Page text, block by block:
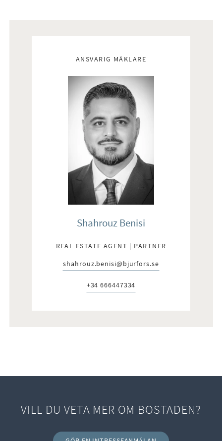
ANSVARIG MÄKLARE
Shahrouz Benisi
REAL ESTATE AGENT | PARTNER
E-post:
shahrouz.benisi@bjurfors.se
Telefon:
+34 666447334
VILL DU VETA MER OM BOSTADEN?